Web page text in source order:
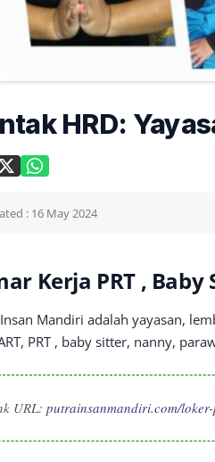
HRD:
: 16 May 2024
Kerja PRT ,
Mandiri adalah yayasan,
PRT , baby sitter, nanny,
URL: putrainsanmandiri.com/